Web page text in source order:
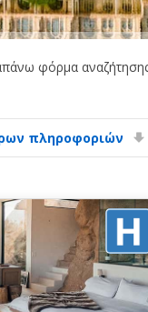
Αποκτήστε
προσφορές
φόρμα αναζήτησης
πληροφοριών